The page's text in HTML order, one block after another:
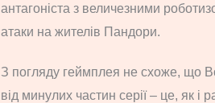
антагоніста з величезними
атаки на жителів Пандори.
З погляду геймплея не схоже, що
від минулих частин серії – це, як